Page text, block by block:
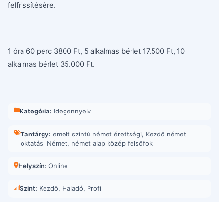
felfrissítésére.
1 óra 60 perc 3800 Ft, 5 alkalmas bérlet 17.500 Ft, 10
alkalmas bérlet 35.000 Ft.
Kategória: Idegennyelv
Tantárgy: emelt szintű német érettségi, Kezdő német
oktatás, Német, német alap közép felsőfok
Helyszín: Online
Szint: Kezdő, Haladó, Profi